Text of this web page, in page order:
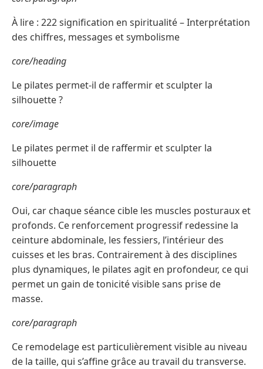
À lire : 222 signification en spiritualité – Interprétation
des chiffres, messages et symbolisme
core/heading
Le pilates permet-il de raffermir et sculpter la
silhouette ?
core/image
Le pilates permet il de raffermir et sculpter la
silhouette
core/paragraph
Oui, car chaque séance cible les muscles posturaux et
profonds. Ce renforcement progressif redessine la
ceinture abdominale, les fessiers, l’intérieur des
cuisses et les bras. Contrairement à des disciplines
plus dynamiques, le pilates agit en profondeur, ce qui
permet un gain de tonicité visible sans prise de
masse.
core/paragraph
Ce remodelage est particulièrement visible au niveau
de la taille, qui s’affine grâce au travail du transverse.